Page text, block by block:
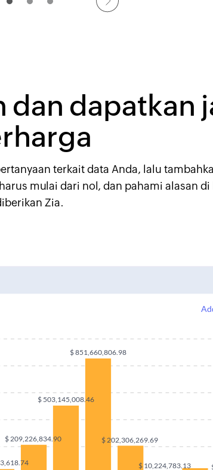
dan dapatkan
terkait data Anda, lalu
mulai dari nol, dan pahami alasan di
Zia.